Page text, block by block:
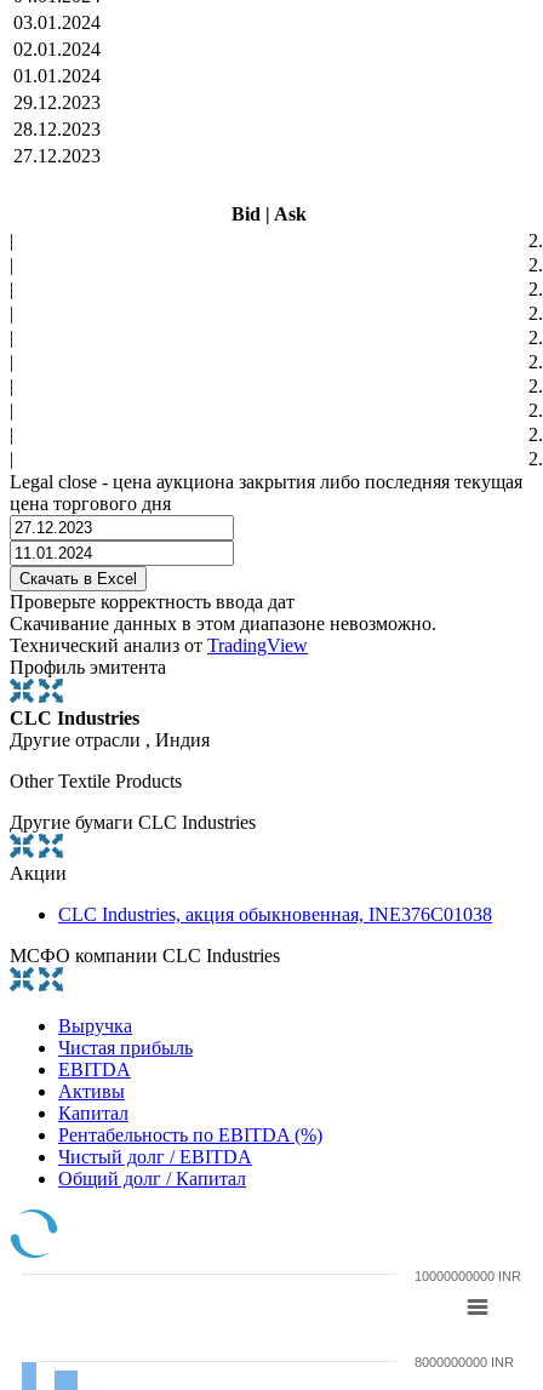
03.01.2024
02.01.2024
01.01.2024
29.12.2023
28.12.2023
27.12.2023
Bid | Ask
|
|
|
|
|
|
|
|
|
|
Legal close - цена аукциона закрытия либо последняя текущая
цена торгового дня
Проверьте корректность ввода дат
Скачивание данных в этом диапазоне невозможно.
Технический анализ от TradingView
Профиль эмитента
CLC Industries
Другие отрасли , Индия
Other Textile Products
Другие бумаги CLC Industries
Акции
CLC Industries, акция обыкновенная, INE376C01038
МСФО компании CLC Industries
Выручка
Чистая прибыль
EBITDA
Активы
Капитал
Рентабельность по EBITDA (%)
Чистый долг / EBITDA
Общий долг / Капитал
8000000000 INR
10000000000 INR